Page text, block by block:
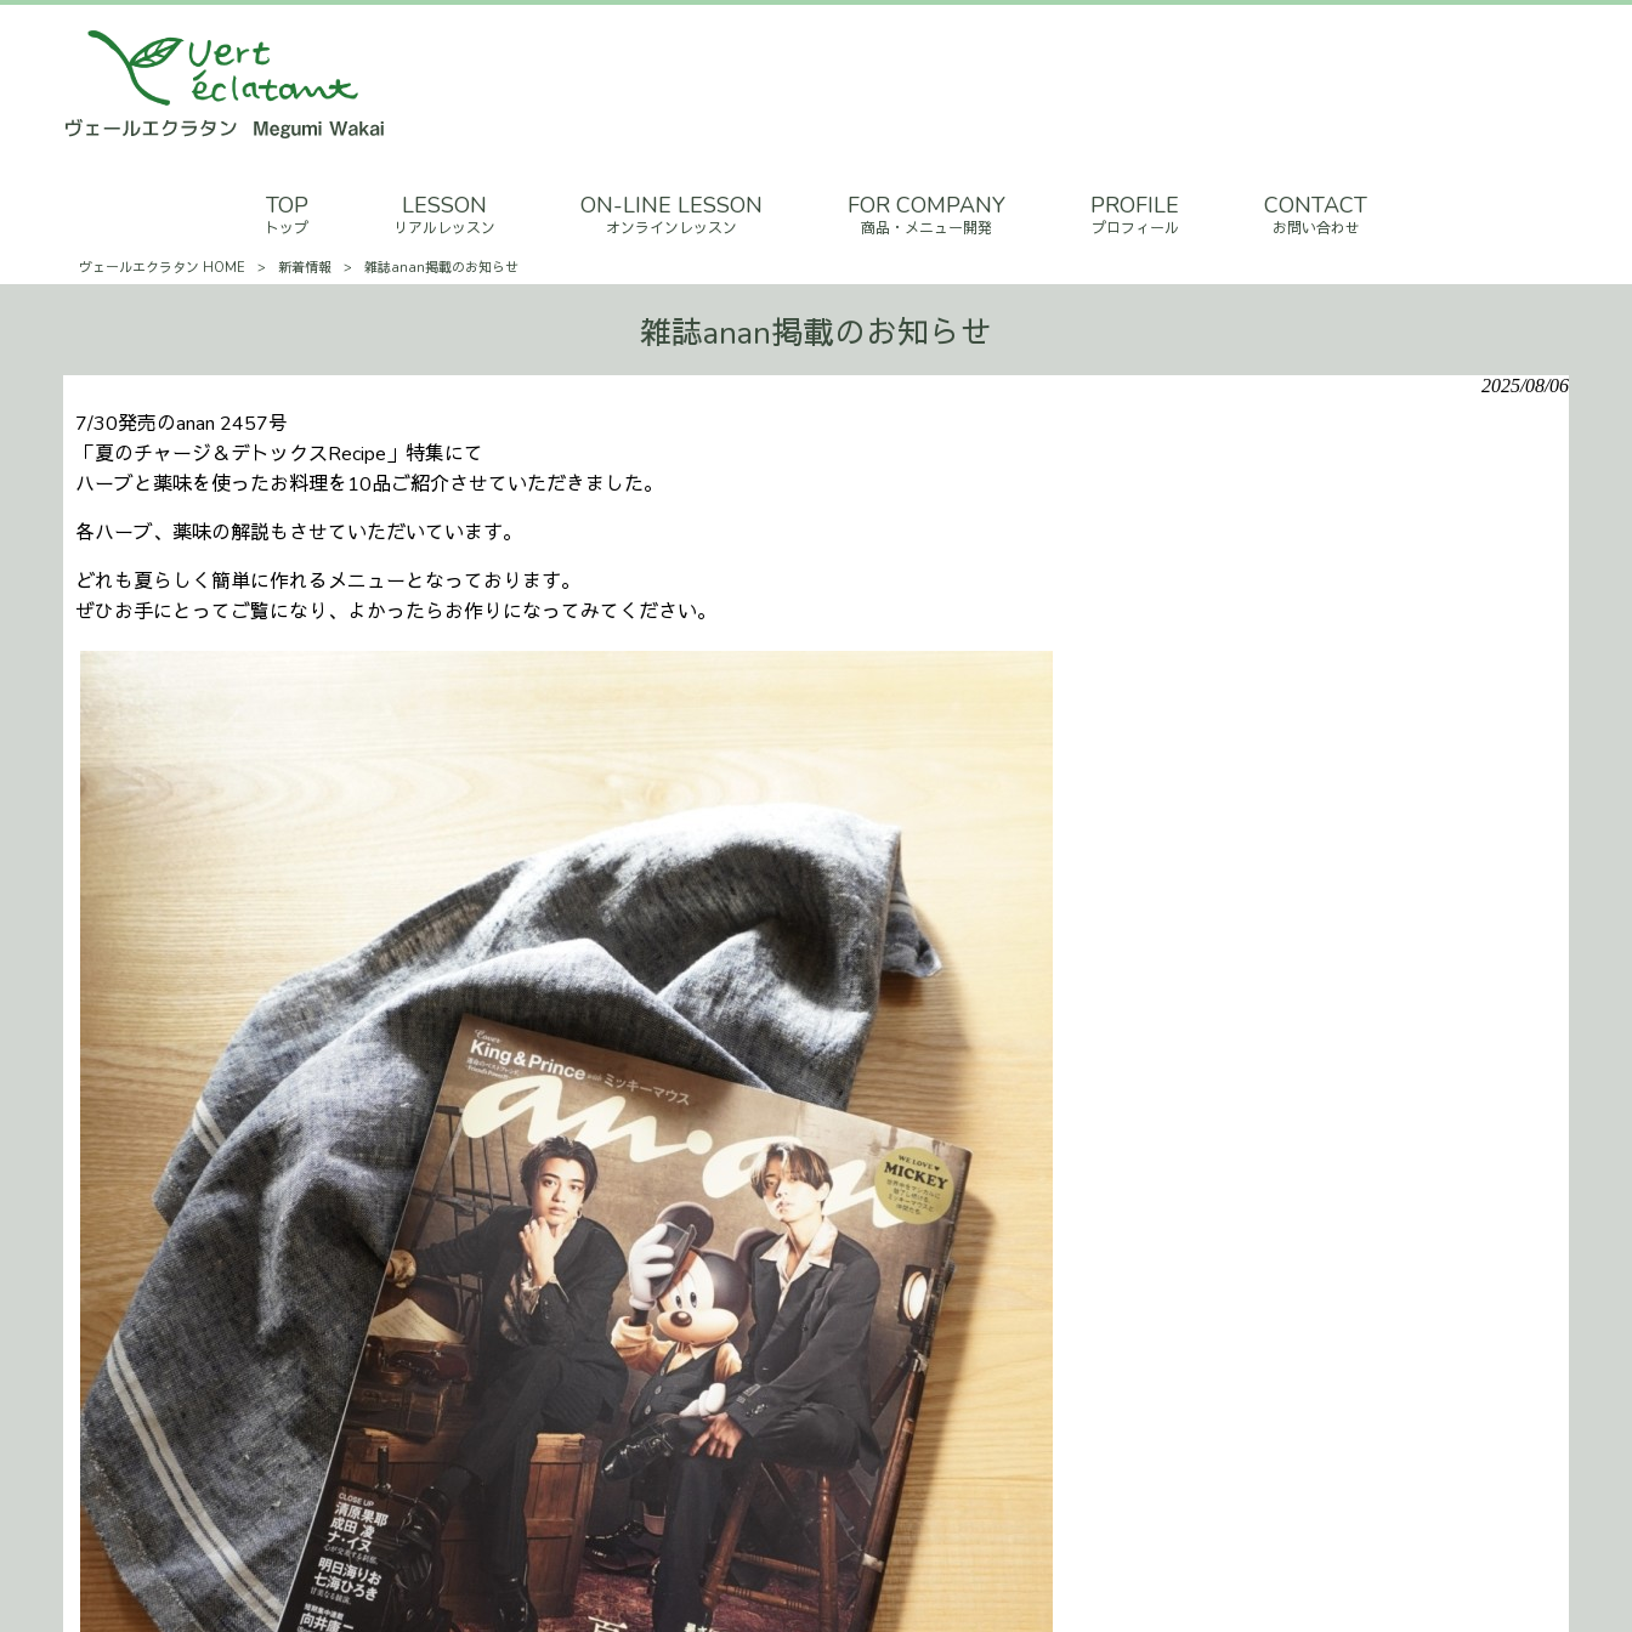
TOP
トップ
LESSON
リアルレッスン
ON-LINE LESSON
オンラインレッスン
FOR COMPANY
商品・メニュー開発
PROFILE
プロフィール
CONTACT
お問い合わせ
ヴェールエクラタン HOME > 新着情報 > 雑誌anan掲載のお知らせ
雑誌anan掲載のお知らせ
2025/08/06
7/30発売のanan 2457号
「夏のチャージ＆デトックスRecipe」特集にて
ハーブと薬味を使ったお料理を10品ご紹介させていただきました。
各ハーブ、薬味の解説もさせていただいています。
どれも夏らしく簡単に作れるメニューとなっております。
ぜひお手にとってご覧になり、よかったらお作りになってみてください。